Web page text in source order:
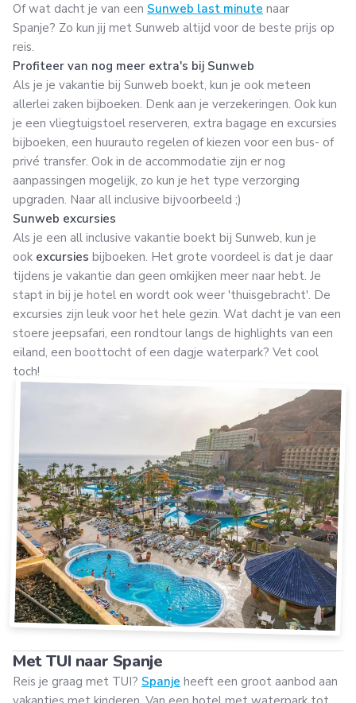
Of wat dacht je van een Sunweb last minute naar
Spanje? Zo kun jij met Sunweb altijd voor de beste prijs op
reis.
Profiteer van nog meer extra's bij Sunweb
Als je je vakantie bij Sunweb boekt, kun je ook meteen
allerlei zaken bijboeken. Denk aan je verzekeringen. Ook kun
je een vliegtuigstoel reserveren, extra bagage en excursies
bijboeken, een huurauto regelen of kiezen voor een bus- of
privé transfer. Ook in de accommodatie zijn er nog
aanpassingen mogelijk, zo kun je het type verzorging
upgraden. Naar all inclusive bijvoorbeeld ;)
Sunweb excursies
Als je een all inclusive vakantie boekt bij Sunweb, kun je
ook excursies bijboeken. Het grote voordeel is dat je daar
tijdens je vakantie dan geen omkijken meer naar hebt. Je
stapt in bij je hotel en wordt ook weer 'thuisgebracht'. De
excursies zijn leuk voor het hele gezin. Wat dacht je van een
stoere jeepsafari, een rondtour langs de highlights van een
eiland, een boottocht of een dagje waterpark? Vet cool
toch!
Met TUI naar Spanje
Reis je graag met TUI? Spanje heeft een groot aanbod aan